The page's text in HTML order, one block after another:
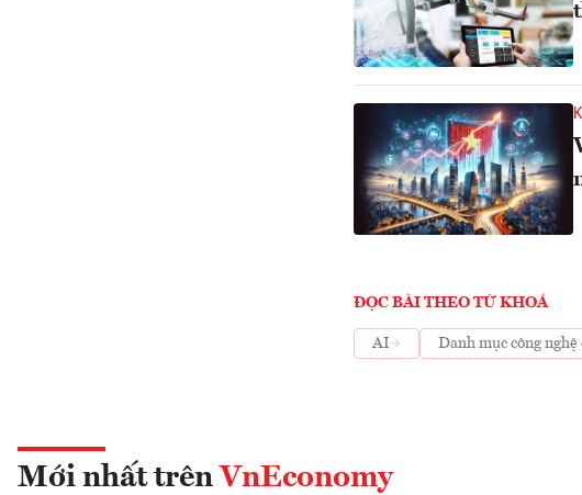
ĐỌC BÀI THEO TỪ KHOÁ
AI Danh mục công nghệ
Mới nhất trên VnEconomy